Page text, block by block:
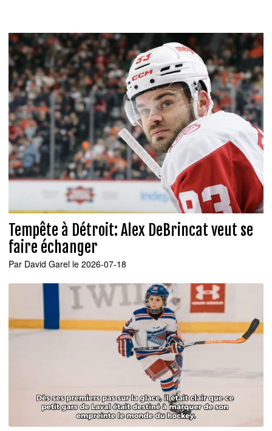
Tempête à Détroit: Alex DeBrincat veut se
faire échanger
Par David Garel le 2026-07-18